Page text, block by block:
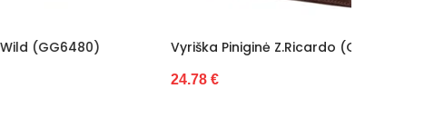
Vyriška Piniginė Z.Ricardo (GG7147)